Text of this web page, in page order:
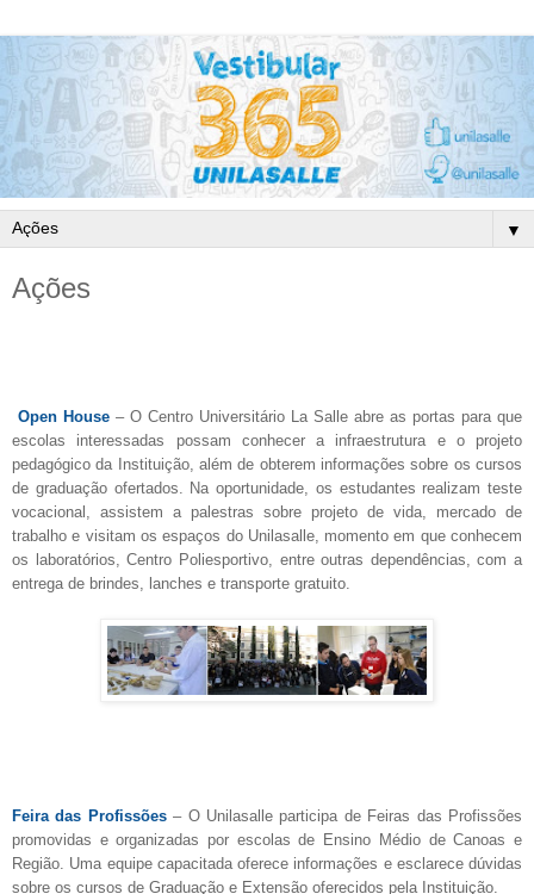
▼
Ações
Open House – O Centro Universitário La Salle abre as portas para que
escolas interessadas possam conhecer a infraestrutura e o projeto
pedagógico da Instituição, além de obterem informações sobre os cursos
de graduação ofertados. Na oportunidade, os estudantes realizam teste
vocacional, assistem a palestras sobre projeto de vida, mercado de
trabalho e visitam os espaços do Unilasalle, momento em que conhecem
os laboratórios, Centro Poliesportivo, entre outras dependências, com a
entrega de brindes, lanches e transporte gratuito.
Feira das Profissões – O Unilasalle participa de Feiras das Profissões
promovidas e organizadas por escolas de Ensino Médio de Canoas e
Região. Uma equipe capacitada oferece informações e esclarece dúvidas
sobre os cursos de Graduação e Extensão oferecidos pela Instituição.